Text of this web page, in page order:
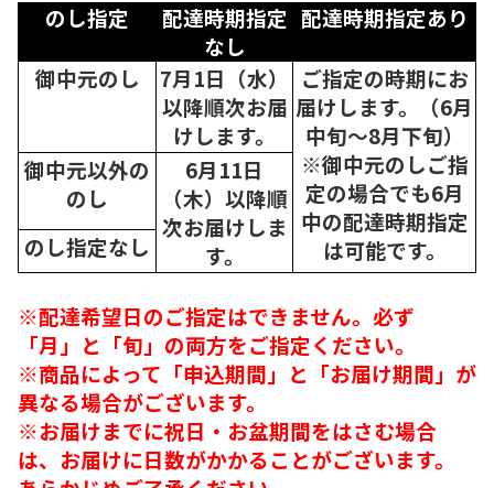
のし指定
配達時期指定
なし
配達時期指定あり
御中元のし
7月1日（水）
以降順次お届
けします。
ご指定の時期にお
届けします。（6月
中旬～8月下旬）
※御中元のしご指
定の場合でも6月
中の配達時期指定
は可能です。
御中元以外の
のし
6月11日
（木）以降順
次お届けしま
す。
のし指定なし
※配達希望日のご指定はできません。必ず
「月」と「旬」の両方をご指定ください。
※商品によって「申込期間」と「お届け期間」が
異なる場合がございます。
※お届けまでに祝日・お盆期間をはさむ場合
は、お届けに日数がかかることがございます。